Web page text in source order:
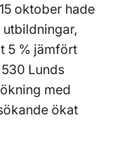
oktober hade
5 % jämfört
Lunds
med
ökat